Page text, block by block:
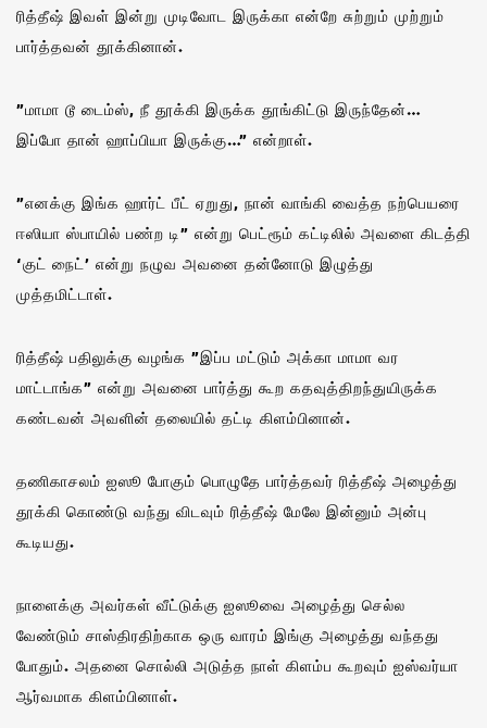
ரித்தீஷ் இவள் இன்று முடிவோட இருக்கா என்றே சுற்றும் முற்றும்
பார்த்தவன் தூக்கினான்.
”மாமா டூ டைம்ஸ், நீ தூக்கி இருக்க தூங்கிட்டு இருந்தேன்…
இப்போ தான் ஹாப்பியா இருக்கு…” என்றாள்.
”எனக்கு இங்க ஹார்ட் பீட் ஏறுது, நான் வாங்கி வைத்த நற்பெயரை
ஈஸியா ஸ்பாயில் பண்ற டி” என்று பெட்ரூம் கட்டிலில் அவளை கிடத்தி
‘குட் நைட்’ என்று நழுவ அவனை தன்னோடு இழுத்து
முத்தமிட்டாள்.
ரித்தீஷ் பதிலுக்கு வழங்க ”இப்ப மட்டும் அக்கா மாமா வர
மாட்டாங்க” என்று அவனை பார்த்து கூற கதவுத்திறந்துயிருக்க
கண்டவன் அவளின் தலையில் தட்டி கிளம்பினான்.
தணிகாசலம் ஐஸூ போகும் பொழுதே பார்த்தவர் ரித்தீஷ் அழைத்து
தூக்கி கொண்டு வந்து விடவும் ரித்தீஷ் மேலே இன்னும் அன்பு
கூடியது.
நாளைக்கு அவர்கள் வீட்டுக்கு ஐஸூவை அழைத்து செல்ல
வேண்டும் சாஸ்திரதிற்காக ஒரு வாரம் இங்கு அழைத்து வந்தது
போதும். அதனை சொல்லி அடுத்த நாள் கிளம்ப கூறவும் ஐஸ்வர்யா
ஆர்வமாக கிளம்பினாள்.